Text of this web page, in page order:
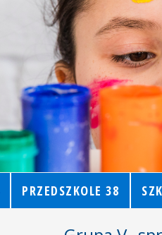
PRZEDSZKOLE 38